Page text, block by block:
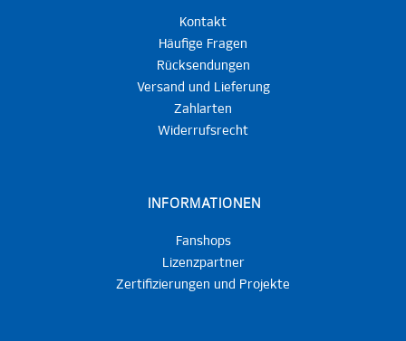
Kontakt
Häufige Fragen
Rücksendungen
Versand und Lieferung
Zahlarten
Widerrufsrecht
INFORMATIONEN
Fanshops
Lizenzpartner
Zertifizierungen und Projekte